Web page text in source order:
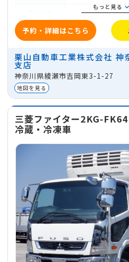
1日プラン
32,000円
1週間
予約・詳細はこちら
車両寸法
地域 神奈川県綾瀬市吉岡
貸出区分 法人
もっと見る
栗山自動車工業株式会社 神
支店
神奈川県綾瀬市吉岡東3-1-27
地図を見る
三菱ファイター2KG-
冷蔵・冷凍車